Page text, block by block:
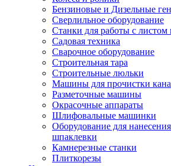
Бензиновые и Дизельные
Сверлильное оборудование
Станки для работы с листом
Садовая техника
Сварочное оборудование
Строительная тара
Строительные люльки
Машины для прочистки
Разметочные машины
Окрасочные аппараты
Шлифовальные машинки
Оборудование для
шпаклевки
Камнерезные станки
Плиткорезы